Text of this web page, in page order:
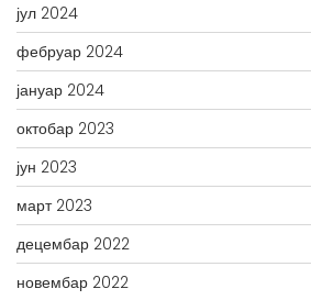
јул 2024
фебруар 2024
јануар 2024
октобар 2023
јун 2023
март 2023
децембар 2022
новембар 2022